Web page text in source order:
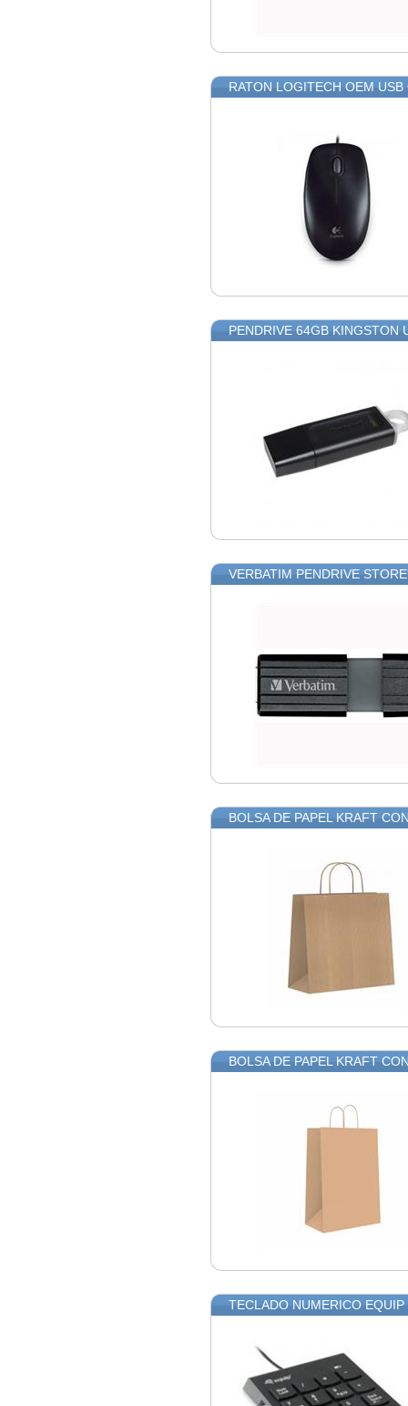
RATON LOGITECH OEM
PENDRIVE 64GB KINGSTON
VERBATIM PENDRIVE
BOLSA DE PAPEL KRAFT
BOLSA DE PAPEL KRAFT
TECLADO NUMERICO EQUIP